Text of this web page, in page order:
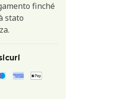
finché
stato